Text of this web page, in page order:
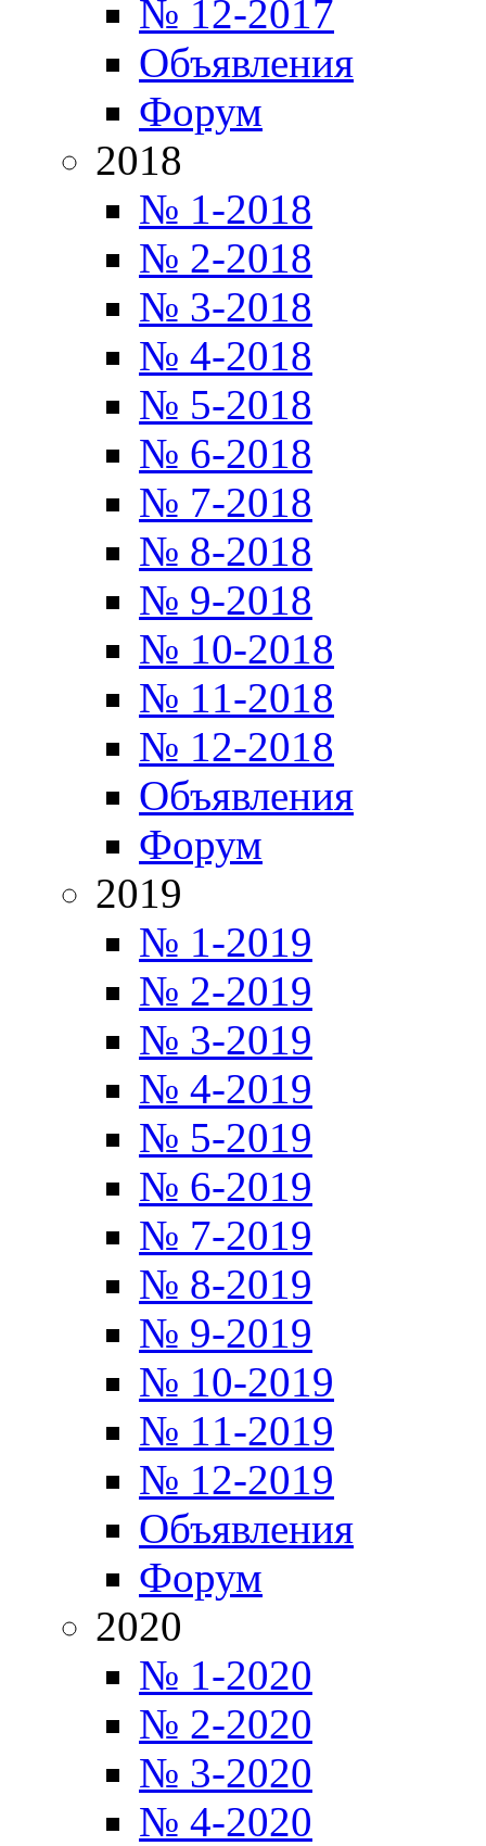
№ 12-2017
Объявления
Форум
2018
№ 1-2018
№ 2-2018
№ 3-2018
№ 4-2018
№ 5-2018
№ 6-2018
№ 7-2018
№ 8-2018
№ 9-2018
№ 10-2018
№ 11-2018
№ 12-2018
Объявления
Форум
2019
№ 1-2019
№ 2-2019
№ 3-2019
№ 4-2019
№ 5-2019
№ 6-2019
№ 7-2019
№ 8-2019
№ 9-2019
№ 10-2019
№ 11-2019
№ 12-2019
Объявления
Форум
2020
№ 1-2020
№ 2-2020
№ 3-2020
№ 4-2020